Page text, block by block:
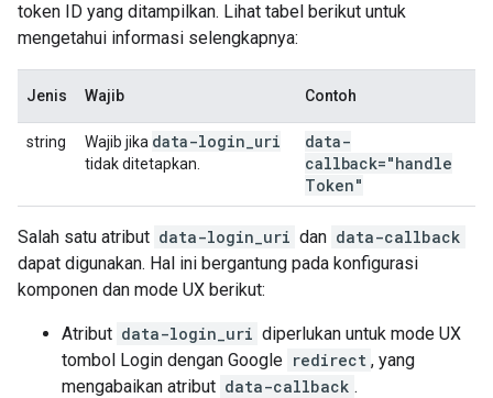
token ID yang ditampilkan. Lihat tabel berikut untuk
mengetahui informasi selengkapnya:
Jenis Wajib Contoh
string Wajib jika data-login uri
tidak ditetapkan.
data-
callback="handle
Token"
Salah satu atribut data-login_uri dan data-callback
dapat digunakan. Hal ini bergantung pada konfigurasi
komponen dan mode UX berikut:
Atribut data-login_uri diperlukan untuk mode UX
tombol Login dengan Google redirect , yang
mengabaikan atribut data-callback .